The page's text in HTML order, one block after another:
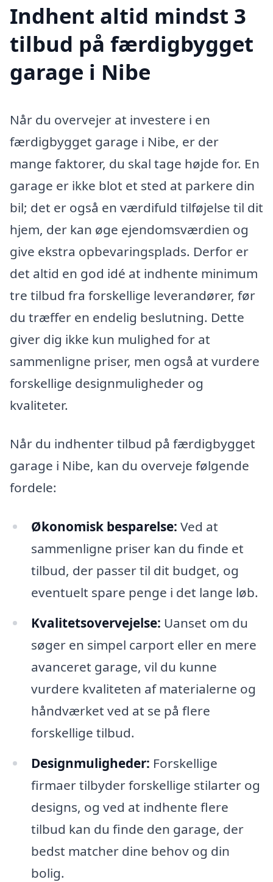
Indhent altid mindst 3
tilbud på færdigbygget
garage i Nibe
Når du overvejer at investere i en
færdigbygget garage i Nibe, er der
mange faktorer, du skal tage højde for. En
garage er ikke blot et sted at parkere din
bil; det er også en værdifuld tilføjelse til dit
hjem, der kan øge ejendomsværdien og
give ekstra opbevaringsplads. Derfor er
det altid en god idé at indhente minimum
tre tilbud fra forskellige leverandører, før
du træffer en endelig beslutning. Dette
giver dig ikke kun mulighed for at
sammenligne priser, men også at vurdere
forskellige designmuligheder og
kvaliteter.
Når du indhenter tilbud på færdigbygget
garage i Nibe, kan du overveje følgende
fordele:
Økonomisk besparelse: Ved at
sammenligne priser kan du finde et
tilbud, der passer til dit budget, og
eventuelt spare penge i det lange løb.
Kvalitetsovervejelse: Uanset om du
søger en simpel carport eller en mere
avanceret garage, vil du kunne
vurdere kvaliteten af materialerne og
håndværket ved at se på flere
forskellige tilbud.
Designmuligheder: Forskellige
firmaer tilbyder forskellige stilarter og
designs, og ved at indhente flere
tilbud kan du finde den garage, der
bedst matcher dine behov og din
bolig.